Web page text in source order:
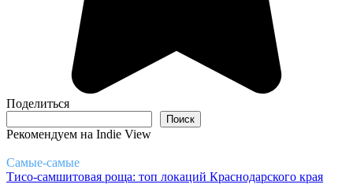
Поделиться
Поиск
Рекомендуем на Indie View
Самые-самые
Тисо-самшитовая роща: топ локаций Краснодарского края